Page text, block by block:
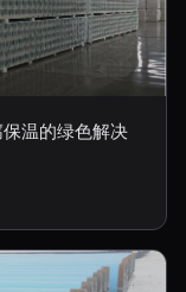
温的绿色解决